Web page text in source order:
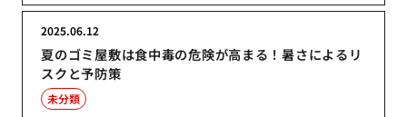
夏のゴミ屋敷は食中毒の危険が高まる！暑さによるリ
スクと予防策
2025.06.12
未分類